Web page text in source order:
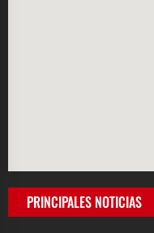
PRINCIPALES NOTICIAS